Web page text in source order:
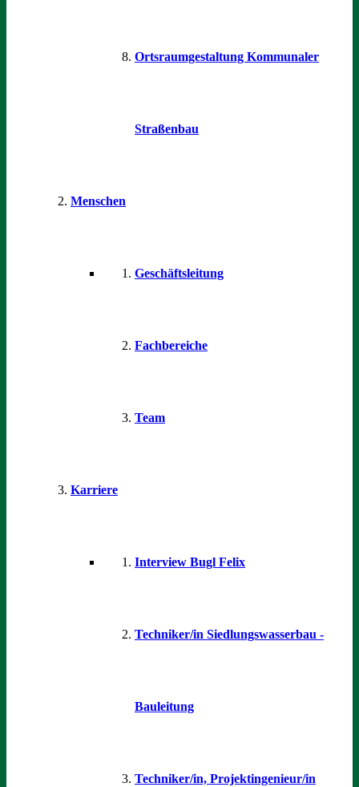
Ortsraumgestaltung Kommunaler
Straßenbau
Menschen
Geschäftsleitung
Fachbereiche
Team
Karriere
Interview Bugl Felix
Techniker/in Siedlungswasserbau -
Bauleitung
Techniker/in, Projektingenieur/in